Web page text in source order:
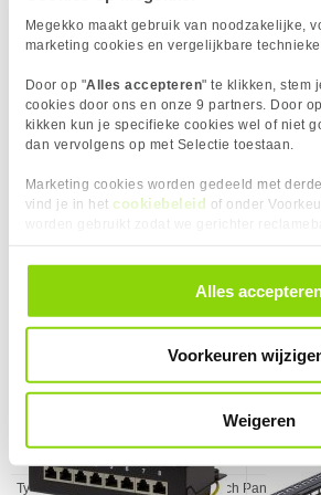
Megekko maakt gebruik van noodzakelijke,
marketing cookies en vergelijkbare
Door op "Alles accepteren" te klikken, stem
cookies door ons en onze 9 partners. Door
kikken kun je specifieke cookies wel of niet
dan vervolgens op met Selectie toestaan.
Marketing cookies worden gedeeld met
vind je in het cookiebeleid of onder
alle cookies. Je kunt je gegeven
door in de footer van onze website te klikken
Alles
Voorkeuren
Weigeren
Gigabit Ethernet
Aggregation Control Protocol
IEEE 802.3af Power Over
Ethernet (PoE)
✖︎
IEEE 802.3at Power over
Ethernet Plus (PoE+)
✖︎
Ethernet
Fast Ethernet
✖︎
IEEE 802.3x Flow Control
(Full-Duplex Flow Control)
✖︎
Eigenschap Waarde
Type Patch Panel
299,-
VERGELIJKBARE PRODUCTEN
LogiLink NP0018B patch paneel
Delock